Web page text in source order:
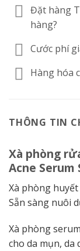
Đặt hàng
hàng?
Cước phí
Hàng hóa
THÔNG TIN
Xà phòng
Acne Serum
Xà phòng
Sẵn sàng nuôi
Xà phòng
cho da mụn, da